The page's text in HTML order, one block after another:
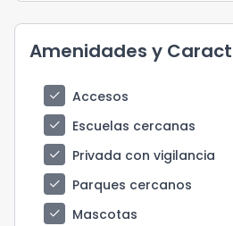
Amenidades y
check
Accesos
check
Escuelas cercanas
check
Privada con vigilancia
check
Parques cercanos
check
Mascotas